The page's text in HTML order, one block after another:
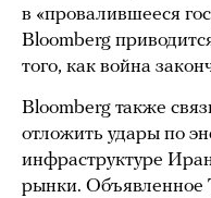
в «провалившееся
Bloomberg
того, как война
Bloomberg также
отложить удары по
инфраструктуре
рынки. Объявленное